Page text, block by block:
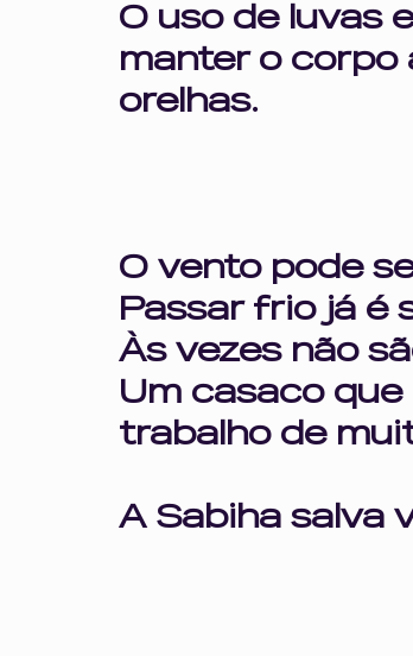
O uso de luvas
manter o corpo
orelhas.
O vento pode
Passar frio já é
Às vezes não
Um casaco
trabalho de
A Sabiha salva